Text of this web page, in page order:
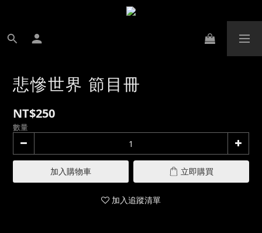
悲慘世界 節目冊
NT$250
數量
加入購物車 立即購買
加入追蹤清單